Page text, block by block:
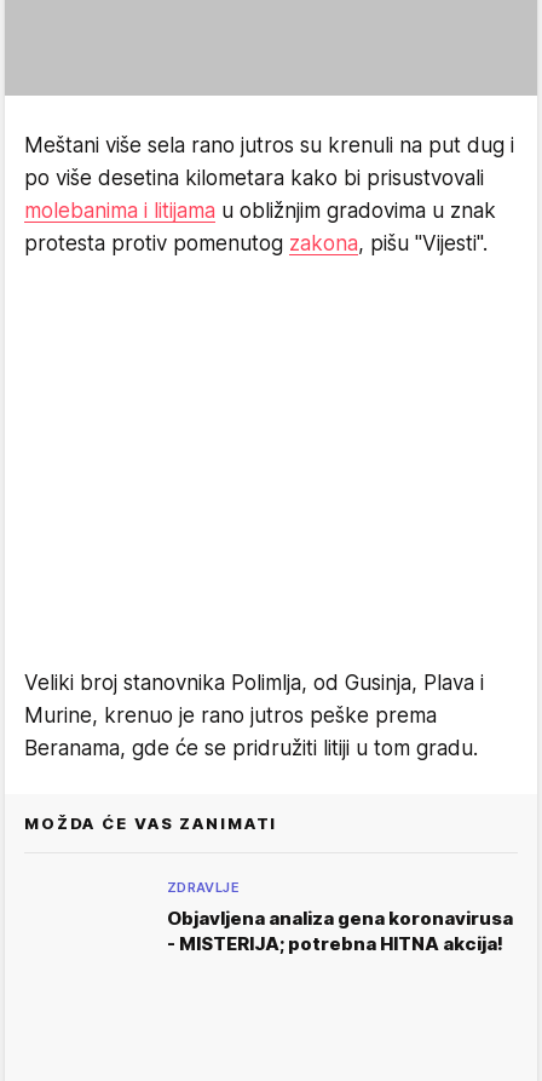
Meštani više sela rano jutros su krenuli na put dug i
po više desetina kilometara kako bi prisustvovali
molebanima i litijama u obližnjim gradovima u znak
protesta protiv pomenutog zakona, pišu "Vijesti".
Veliki broj stanovnika Polimlja, od Gusinja, Plava i
Murine, krenuo je rano jutros peške prema
Beranama, gde će se pridružiti litiji u tom gradu.
MOŽDA ĆE VAS ZANIMATI
ZDRAVLJE
Objavljena analiza gena koronavirusa
- MISTERIJA; potrebna HITNA akcija!